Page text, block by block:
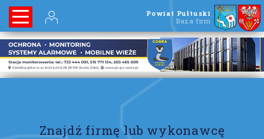
Powiat Pułtuski
Baza firm
Znajdź firmę lub wykonawcę